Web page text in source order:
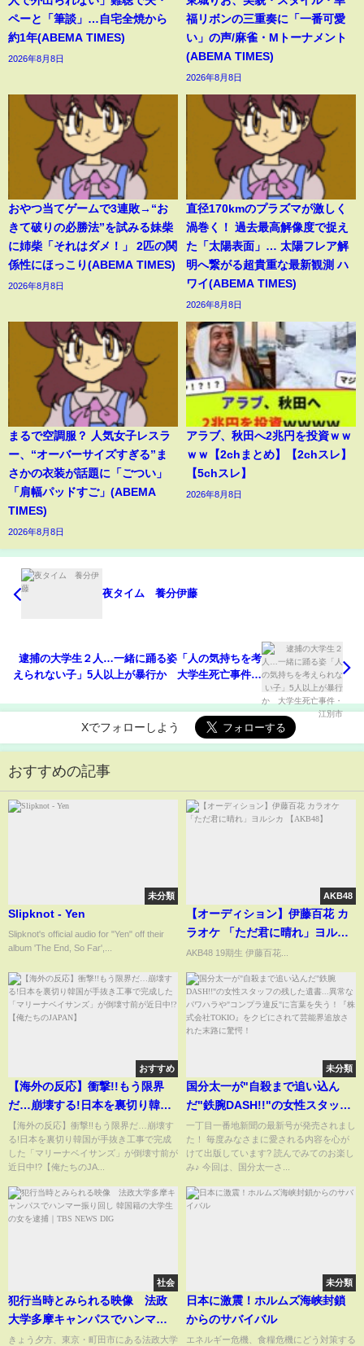
ペーと「筆談」…自宅全焼から
約1年(ABEMA TIMES)
2026年8月8日
福リボンの三重奏に「一番可愛
い」の声/麻雀・Mトーナメント
(ABEMA TIMES)
2026年8月8日
おやつ当てゲームで3連敗→“お
きて破りの必勝法”を試みる妹柴
に姉柴「それはダメ！」 2匹の関
係性にほっこり(ABEMA TIMES)
2026年8月8日
直径170kmのプラズマが激しく
渦巻く！ 過去最高解像度で捉え
た「太陽表面」… 太陽フレア解
明へ繋がる超貴重な最新観測 ハ
ワイ(ABEMA TIMES)
2026年8月8日
まるで空調服？ 人気女子レスラ
ー、“オーバーサイズすぎる”ま
さかの衣装が話題に「ごつい」
「肩幅パッドすご」(ABEMA
TIMES)
2026年8月8日
アラブ、秋田へ2兆円を投資ｗｗ
ｗｗ【2chまとめ】【2chスレ】
【5chスレ】
2026年8月8日
夜タイム 養分伊藤
逮捕の大学生２人…一緒に踊る姿「人の気持ちを考
えられない子」5人以上が暴行か 大学生死亡事件・
Xでフォローしよう
おすすめの記事
未分類
Slipknot - Yen
Slipknot's official audio for "Yen" off their
album 'The End, So Far',...
AKB48
【オーディション】伊藤百花 カ
ラオケ 「ただ君に晴れ」ヨルシ
カ 【AKB48】
AKB48 19期生 伊藤百花...
おすすめ
【海外の反応】衝撃!!もう限界
だ…崩壊する!日本を裏切り韓国
が手抜き工事で完成した「マリ
ーナベイサンズ」が倒壊寸前が
近日中!?【俺たちのJAPAN】
【海外の反応】衝撃!!もう限界だ…崩壊す
る!日本を裏切り韓国が手抜き工事で完成
した「マリーナベイサンズ」が倒壊寸前が
近日中!?【俺たちのJA...
未分類
国分太一が"自殺まで追い込ん
だ"鉄腕DASH!!"の女性スタッフ
の残した遺書...異常なパワハラ
や"コンプラ違反"に言葉を失
う！『株式会社TOKIO』をクビ
に驚愕！
一丁目一番地新聞の最新号が発売されまし
た！ 毎度みなさまに愛される内容を心が
けて出版しています? 読んでみてのお楽し
み♪ 今回は、国分太一さ...
社会
犯行当時とみられる映像 法政
大学多摩キャンパスでハンマー
振り回し 韓国籍の大学生の女を
きょう夕方、東京・町田市にある法政大学
未分類
日本に激震！ホルムズ海峡封鎖
からのサバイバル
エネルギー危機、食糧危機にどう対策する